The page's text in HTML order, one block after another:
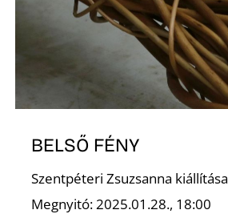
BELSŐ FÉNY
Szentpéteri Zsuzsanna kiállítása
Megnyitó: 2025.01.28., 18:00